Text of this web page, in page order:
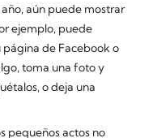
aún puede mostrar
ejemplo, puede
de Facebook o
toma una foto y
o deja una
pequeños actos no